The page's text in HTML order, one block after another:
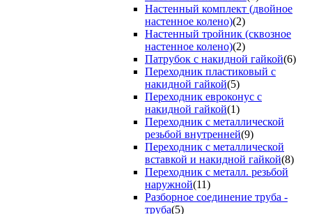
Настенный комплект (двойное
настенное колено)(2)
Настенный тройник (сквозное
настенное колено)(2)
Патрубок с накидной гайкой(6)
Переходник пластиковый с
накидной гайкой(5)
Переходник евроконус с
накидной гайкой(1)
Переходник с металлической
резьбой внутренней(9)
Переходник с металлической
вставкой и накидной гайкой(8)
Переходник с металл. резьбой
наружной(11)
Разборное соединение труба -
труба(5)